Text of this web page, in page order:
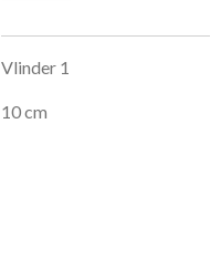
Vlinder 1
10 cm